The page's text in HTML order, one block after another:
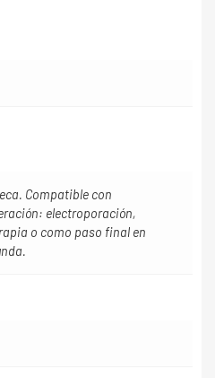
Compatible con
electroporación,
o como paso final en